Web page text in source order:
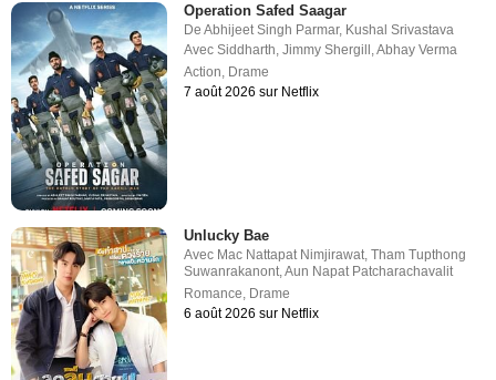
Operation Safed Saagar
DeAbhijeet Singh Parmar, Kushal Srivastava
AvecSiddharth,Jimmy Shergill ,Abhay Verma
Action, Drame
7 août 2026 sur Netflix
Unlucky Bae
Avec Mac Nattapat Nimjirawat,Tham Tupthong
Suwanrakanont,Aun Napat Patcharachavalit
Romance, Drame
6 août 2026 sur Netflix